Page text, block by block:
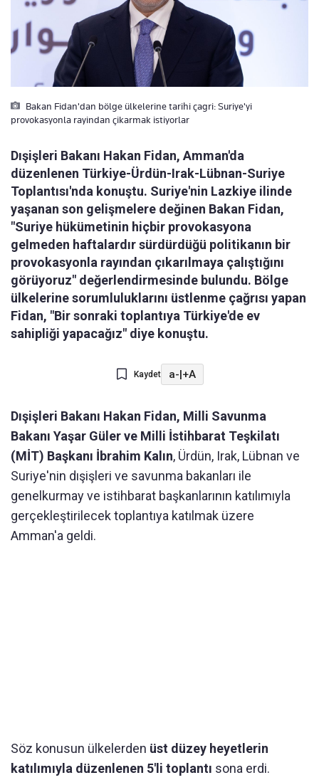
Bakan Fidan'dan bölge ülkelerine tarihi çagri: Suriye'yi
provokasyonla rayindan çikarmak istiyorlar
Dışişleri Bakanı Hakan Fidan, Amman'da
düzenlenen Türkiye-Ürdün-Irak-Lübnan-Suriye
Toplantısı'nda konuştu. Suriye'nin Lazkiye ilinde
yaşanan son gelişmelere değinen Bakan Fidan,
"Suriye hükümetinin hiçbir provokasyona
gelmeden haftalardır sürdürdüğü politikanın bir
provokasyonla rayından çıkarılmaya çalıştığını
görüyoruz" değerlendirmesinde bulundu. Bölge
ülkelerine sorumluluklarını üstlenme çağrısı yapan
Fidan, "Bir sonraki toplantıya Türkiye'de ev
sahipliği yapacağız" diye konuştu.
Kaydet a-|+A
Dışişleri Bakanı Hakan Fidan, Milli Savunma
Bakanı Yaşar Güler ve Milli İstihbarat Teşkilatı
(MİT) Başkanı İbrahim Kalın, Ürdün, Irak, Lübnan ve
Suriye'nin dışişleri ve savunma bakanları ile
genelkurmay ve istihbarat başkanlarının katılımıyla
gerçekleştirilecek toplantıya katılmak üzere
Amman'a geldi.
Söz konusun ülkelerden üst düzey heyetlerin
katılımıyla düzenlenen 5'li toplantı sona erdi.